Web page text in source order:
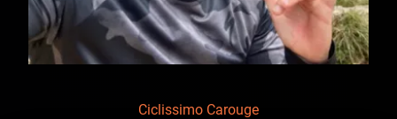
Ciclissimo Carouge